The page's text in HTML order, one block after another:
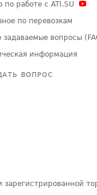
по работе с ATI.SU
по перевозкам
задаваемые вопросы
информация
ВОПРОС